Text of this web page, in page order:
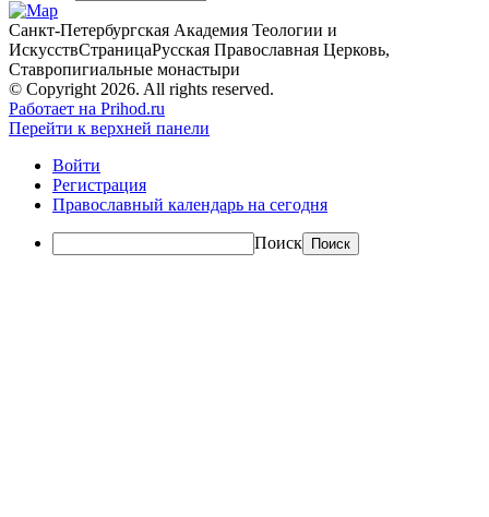
Санкт-Петербургская Академия Теологии и
ИскусствСтраницаРусская Православная Церковь,
Ставропигиальные монастыри
© Copyright 2026. All rights reserved.
Работает на Prihod.ru
Перейти к верхней панели
Войти
Регистрация
Православный календарь на сегодня
Поиск